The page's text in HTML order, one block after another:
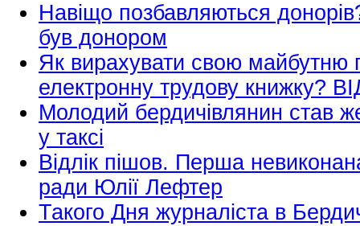
Навіщо позбавляються
був донором
Як вирахувати свою майбутню
електронну трудову книжку?
Молодий бердичівлянин став
у таксі
Відлік пішов. Перша
ради Юлії Лефтер
Такого Дня журналіста в